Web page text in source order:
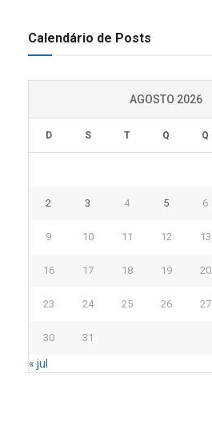
Calendário de Posts
AGOSTO 2026
D S T Q Q
2 3 4 5 6
9 10 11 12 13
16 17 18 19 20
23 24 25 26 27
30 31
« jul